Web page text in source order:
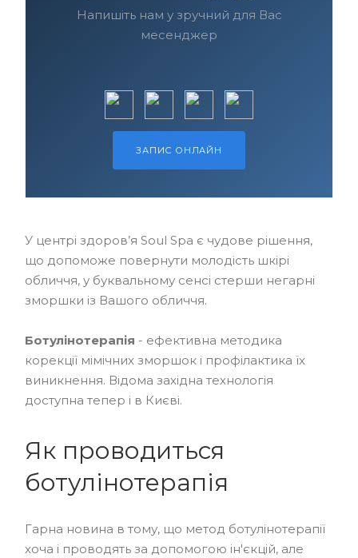
Напишіть нам у зручний для Вас
месенджер
ЗАПИС ОНЛАЙН
У центрі здоров’я Soul Spa є чудове рішення,
що допоможе повернути молодість шкірі
обличчя, у буквальному сенсі стерши негарні
зморшки із Вашого обличчя.
Ботулінотерапія - ефективна методика
корекції мімічних зморшок і профілактика їх
виникнення. Відома західна технологія
доступна тепер і в Києві.
Як проводиться
ботулінотерапія
Гарна новина в тому, що метод ботулінотерапії
хоча і проводять за допомогою ін'єкцій, але